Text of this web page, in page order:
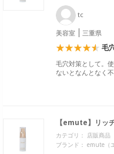
tc
美容室 三重県
毛
毛穴対策として。
ないとなんとなく
【emute】リッ
カテゴリ： 店販商品
ブランド： emute（